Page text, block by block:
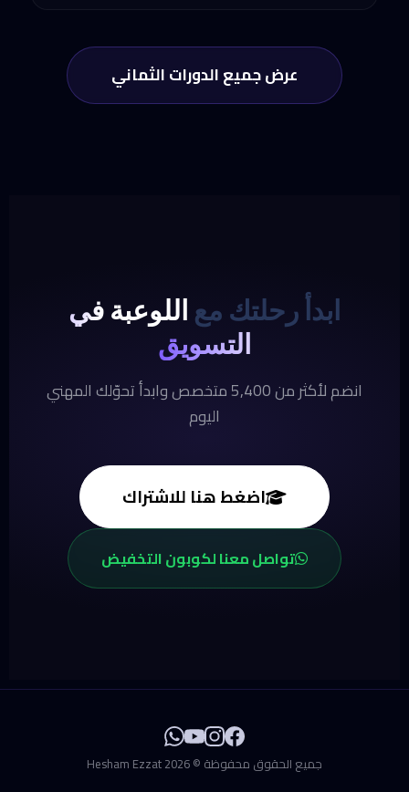
عرض جميع الدورات الثماني
ابدأ رحلتك مع اللوعبة في
التسويق
انضم لأكثر من 5,400 متخصص وابدأ تحوّلك المهني
اليوم
اضغط هنا للاشتراك
تواصل معنا لكوبون التخفيض
جميع الحقوق محفوظة © 2026 Hesham Ezzat